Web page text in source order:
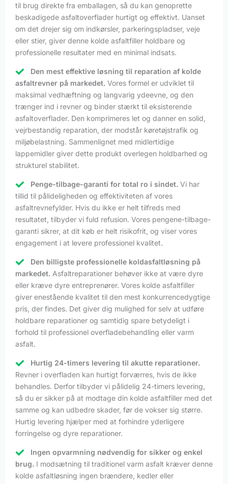
til brug direkte fra emballagen, så du kan genoprette
beskadigede asfaltoverflader hurtigt og effektivt. Uanset
om det drejer sig om indkørsler, parkeringspladser, veje
eller stier, giver denne kolde asfaltfiller holdbare og
professionelle resultater med en minimal indsats.
Den mest effektive løsning til reparation af kolde
asfaltrevner på markedet. Vores formel er udviklet til
maksimal vedhæftning og langvarig ydeevne, og den
trænger ind i revner og binder stærkt til eksisterende
asfaltoverflader. Den komprimeres let og danner en solid,
vejrbestandig reparation, der modstår køretøjstrafik og
miljøbelastning. Sammenlignet med midlertidige
lappemidler giver dette produkt overlegen holdbarhed og
strukturel stabilitet.
Penge-tilbage-garanti for total ro i sindet. Vi har
tillid til pålideligheden og effektiviteten af vores
asfaltrevnefylder. Hvis du ikke er helt tilfreds med
resultatet, tilbyder vi fuld refusion. Vores pengene-tilbage-
garanti sikrer, at dit køb er helt risikofrit, og viser vores
engagement i at levere professionel kvalitet.
Den billigste professionelle koldasfaltløsning på
markedet. Asfaltreparationer behøver ikke at være dyre
eller kræve dyre entreprenører. Vores kolde asfaltfiller
giver enestående kvalitet til den mest konkurrencedygtige
pris, der findes. Det giver dig mulighed for selv at udføre
holdbare reparationer og samtidig spare betydeligt i
forhold til professionel overfladebehandling eller varm
asfalt.
Hurtig 24-timers levering til akutte reparationer.
Revner i overfladen kan hurtigt forværres, hvis de ikke
behandles. Derfor tilbyder vi pålidelig 24-timers levering,
så du er sikker på at modtage din kolde asfaltfiller med det
samme og kan udbedre skader, før de vokser sig større.
Hurtig levering hjælper med at forhindre yderligere
forringelse og dyre reparationer.
Ingen opvarmning nødvendig for sikker og enkel
brug. I modsætning til traditionel varm asfalt kræver denne
kolde asfaltløsning ingen brændere, kedler eller